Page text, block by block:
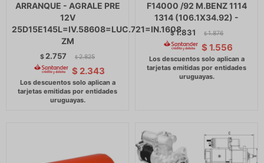
ARRANQUE - AGRALE PRE
12V
25D15E145L=IV.58608=LUC.721=IN.1608
ZM
$ 2.757 $ 2.825
$ 2.343
F14000 /92 M.BENZ 1114
1314 (106.1X34.92) -
$1.831 $ 1.876
$ 1.556